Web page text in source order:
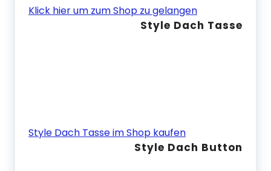
Klick hier um zum Shop zu gelangen
Style Dach Tasse
Style Dach Tasse im Shop kaufen
Style Dach Button